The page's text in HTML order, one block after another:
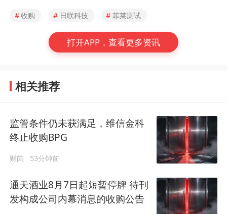
#收购 # 日联科技 # 菲莱测试
打开APP，查看更多资讯
相关推荐
监管条件仍未获满足，维信金科
终止收购BPG
财闻 53分钟前
通天酒业8月7日起短暂停牌 待刊
发构成公司内幕消息的收购公告